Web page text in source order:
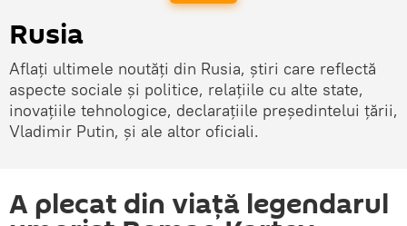
Rusia
Aflați ultimele noutăți din Rusia, știri care reflectă
aspecte sociale și politice, relațiile cu alte state,
inovațiile tehnologice, declarațiile președintelui țării,
Vladimir Putin, și ale altor oficiali.
A plecat din viață legendarul